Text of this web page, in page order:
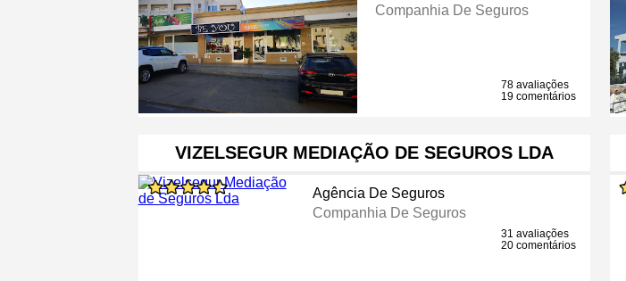
Companhia De Seguros
78 avaliações
19 comentários
VIZELSEGUR MEDIAÇÃO DE SEGUROS LDA
Agência De Seguros
Companhia De Seguros
31 avaliações
20 comentários